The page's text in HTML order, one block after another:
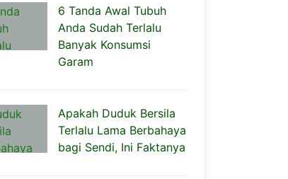
6 Tanda Awal Tubuh
Anda Sudah Terlalu
Banyak Konsumsi
Garam
Apakah Duduk Bersila
Terlalu Lama Berbahaya
bagi Sendi, Ini Faktanya